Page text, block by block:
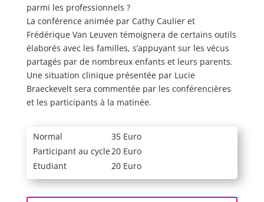
parmi les professionnels ?
La conférence animée par Cathy Caulier et
Frédérique Van Leuven témoignera de certains outils
élaborés avec les familles, s’appuyant sur les vécus
partagés par de nombreux enfants et leurs parents.
Une situation clinique présentée par Lucie
Braeckevelt sera commentée par les conférencières
et les participants à la matinée.
Normal
35 Euro
Participant au cycle20 Euro
Etudiant
20 Euro